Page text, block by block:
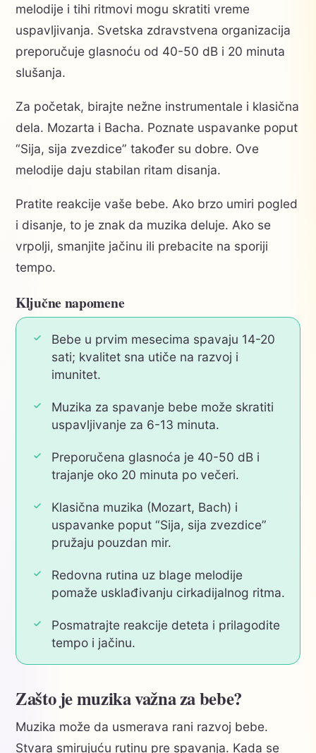
melodije i tihi ritmovi mogu skratiti vreme
uspavljivanja. Svetska zdravstvena organizacija
preporučuje glasnoću od 40-50 dB i 20 minuta
slušanja.
Za početak, birajte nežne instrumentale i klasična
dela. Mozarta i Bacha. Poznate uspavanke poput
“Sija, sija zvezdice” također su dobre. Ove
melodije daju stabilan ritam disanja.
Pratite reakcije vaše bebe. Ako brzo umiri pogled
i disanje, to je znak da muzika deluje. Ako se
vrpolji, smanjite jačinu ili prebacite na sporiji
tempo.
Ključne napomene
Bebe u prvim mesecima spavaju 14-20
sati; kvalitet sna utiče na razvoj i
imunitet.
Muzika za spavanje bebe može skratiti
uspavljivanje za 6-13 minuta.
Preporučena glasnoća je 40-50 dB i
trajanje oko 20 minuta po večeri.
Klasična muzika (Mozart, Bach) i
uspavanke poput “Sija, sija zvezdice”
pružaju pouzdan mir.
Redovna rutina uz blage melodije
pomaže usklađivanju cirkadijalnog ritma.
Posmatrajte reakcije deteta i prilagodite
tempo i jačinu.
Zašto je muzika važna za bebe?
Muzika može da usmerava rani razvoj bebe.
Stvara smirujuću rutinu pre spavanja. Kada se